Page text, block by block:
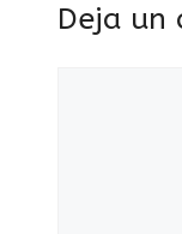
Deja un